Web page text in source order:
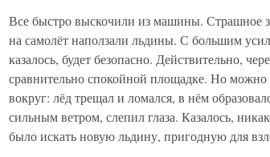
Все быстро выскочили из машины. Страшное
на самолёт наползали льдины. С большим
казалось, будет безопасно. Действительно,
сравнительно спокойной площадке. Но можно
вокруг: лёд трещал и ломался, в нём
сильным ветром, слепил глаза. Казалось,
было искать новую льдину, пригодную для